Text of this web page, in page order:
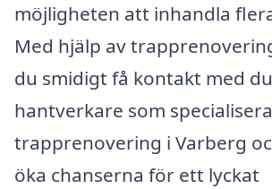
möjligheten att inhandla
Med hjälp av
du smidigt få kontakt med
hantverkare som
trapprenovering i Varberg
öka chanserna för ett lyckat